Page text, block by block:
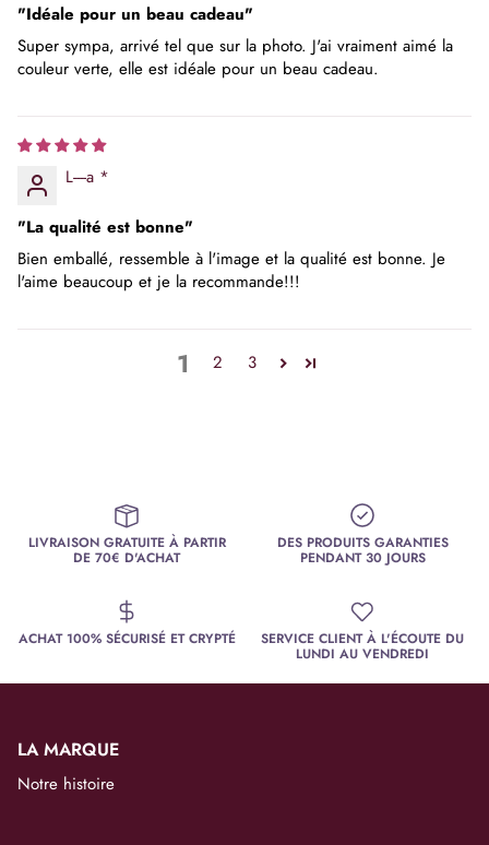
"Idéale pour un beau cadeau"
Super sympa, arrivé tel que sur la photo. J'ai vraiment aimé la
couleur verte, elle est idéale pour un beau cadeau.
L----a *
"La qualité est bonne"
Bien emballé, ressemble à l'image et la qualité est bonne. Je
l'aime beaucoup et je la recommande!!!
1 2 3
LIVRAISON GRATUITE À PARTIR
DE 70€ D'ACHAT
DES PRODUITS GARANTIES
PENDANT 30 JOURS
ACHAT 100% SÉCURISÉ ET CRYPTÉ SERVICE CLIENT À L'ÉCOUTE DU
LUNDI AU VENDREDI
LA MARQUE
Notre histoire